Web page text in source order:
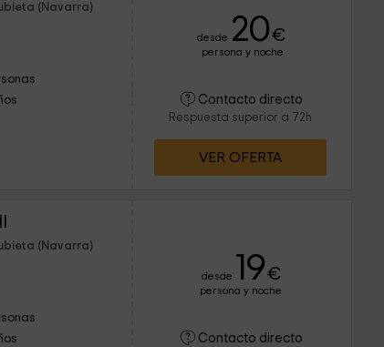
(Navarra)
desde 20€
persona y noche
Contacto directo
Respuesta superior a 72h
VER OFERTA
(Navarra)
desde 19€
persona y noche
Contacto directo